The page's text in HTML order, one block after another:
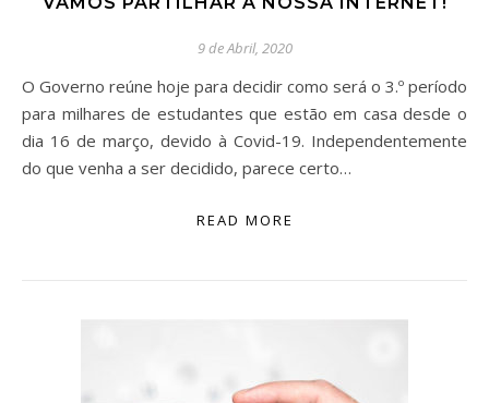
9 de Abril, 2020
O Governo reúne hoje para decidir como será o 3.º período
para milhares de estudantes que estão em casa desde o
dia 16 de março, devido à Covid-19. Independentemente
do que venha a ser decidido, parece certo…
READ MORE